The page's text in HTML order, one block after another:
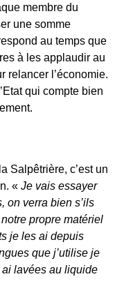
membre du
une somme
au temps que
à les applaudir au
relancer l’économie.
qui compte bien
Salpêtrière, c’est un
«Je vais essayer
on verra bien s’ils
propre matériel
je les ai depuis
que j’utilise je
lavées au liquide